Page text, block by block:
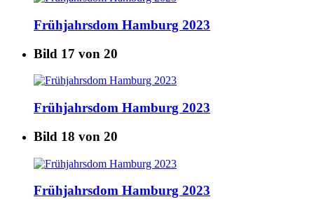
Frühjahrsdom Hamburg 2023
Bild 17 von 20
Frühjahrsdom Hamburg 2023
Bild 18 von 20
Frühjahrsdom Hamburg 2023